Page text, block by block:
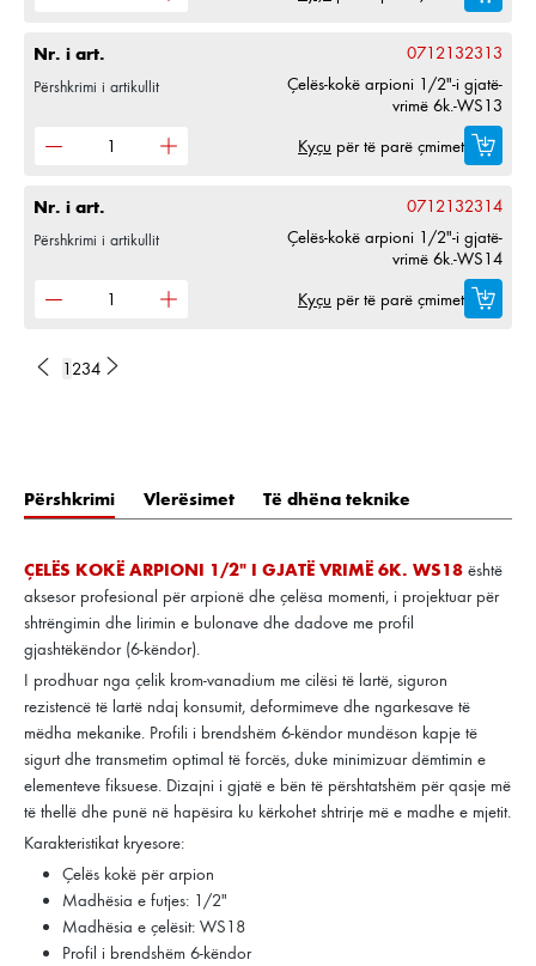
Nr. i art. 0712132313
Përshkrimi i artikullit
Çelës-kokë arpioni 1/2"-i gjatë-
vrimë 6k.-WS13
Kyçu për të parë çmimet
Nr. i art. 0712132314
Përshkrimi i artikullit
Çelës-kokë arpioni 1/2"-i gjatë-
vrimë 6k.-WS14
Kyçu për të parë çmimet
1 234
Përshkrimi Vlerësimet Të dhëna teknike
ÇELËS KOKË ARPIONI 1/2" I GJATË VRIMË 6K. WS18 është
aksesor profesional për arpionë dhe çelësa momenti, i projektuar për
shtrëngimin dhe lirimin e bulonave dhe dadove me profil
gjashtëkëndor (6-këndor).
I prodhuar nga çelik krom-vanadium me cilësi të lartë, siguron
rezistencë të lartë ndaj konsumit, deformimeve dhe ngarkesave të
mëdha mekanike. Profili i brendshëm 6-këndor mundëson kapje të
sigurt dhe transmetim optimal të forcës, duke minimizuar dëmtimin e
elementeve fiksuese. Dizajni i gjatë e bën të përshtatshëm për qasje më
të thellë dhe punë në hapësira ku kërkohet shtrirje më e madhe e mjetit.
Karakteristikat kryesore:
Çelës kokë për arpion
Madhësia e futjes: 1/2"
Madhësia e çelësit: WS18
Profil i brendshëm 6-këndor